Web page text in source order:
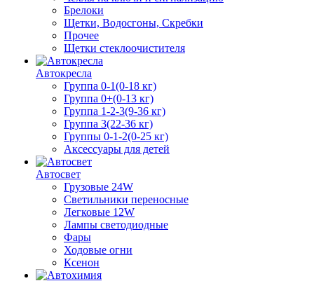
Брелоки
Щетки, Водосгоны, Скребки
Прочее
Щетки стеклоочистителя
Автокресла
Группа 0-1(0-18 кг)
Группа 0+(0-13 кг)
Группа 1-2-3(9-36 кг)
Группа 3(22-36 кг)
Группы 0-1-2(0-25 кг)
Аксессуары для детей
Автосвет
Грузовые 24W
Светильники переносные
Легковые 12W
Лампы светодиодные
Фары
Ходовые огни
Ксенон